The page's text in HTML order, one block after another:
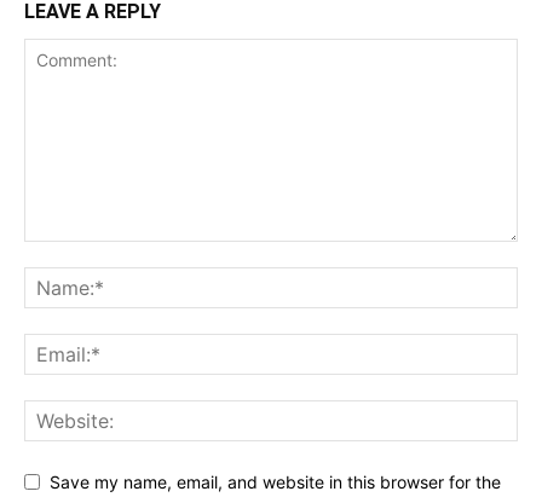
LEAVE A REPLY
Save my name, email, and website in this browser for the